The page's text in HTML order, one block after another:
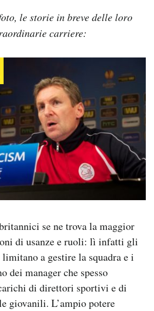
le storie in breve delle loro
carriere:
se ne trova la maggior
di usanze e ruoli: lì infatti gli
a gestire la squadra e i
dei manager che spesso
di direttori sportivi e di
giovanili. L’ampio potere